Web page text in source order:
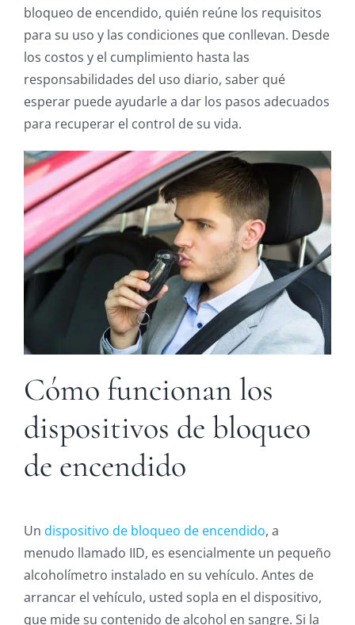
bloqueo de encendido, quién reúne los requisitos
para su uso y las condiciones que conllevan. Desde
los costos y el cumplimiento hasta las
responsabilidades del uso diario, saber qué
esperar puede ayudarle a dar los pasos adecuados
para recuperar el control de su vida.
Cómo funcionan los
dispositivos de bloqueo
de encendido
Un dispositivo de bloqueo de encendido, a
menudo llamado IID, es esencialmente un pequeño
alcoholímetro instalado en su vehículo. Antes de
arrancar el vehículo, usted sopla en el dispositivo,
que mide su contenido de alcohol en sangre. Si la